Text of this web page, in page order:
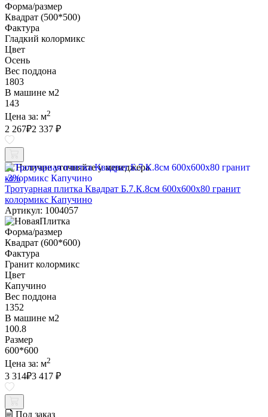
Форма/размер
Квадрат (500*500)
Фактура
Гладкий колормикс
Цвет
Осень
Вес поддона
1803
В машине м2
143
Цена за: м2
2 267₽2 337 ₽
Наличие уточняйте у менеджера
-3%
Тротуарная плитка Квадрат Б.7.К.8см 600х600х80 гранит
колормикс Капучино
Артикул: 1004057
Форма/размер
Квадрат (600*600)
Фактура
Гранит колормикс
Цвет
Капучино
Вес поддона
1352
В машине м2
100.8
Размер
600*600
Цена за: м2
3 314₽3 417 ₽
Под заказ